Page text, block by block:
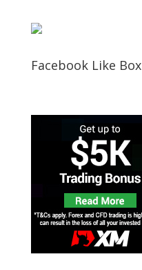
Facebook Like Box